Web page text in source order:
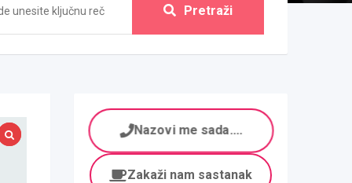
Pretraži
Nazovi me sada....
Zakaži nam sastanak